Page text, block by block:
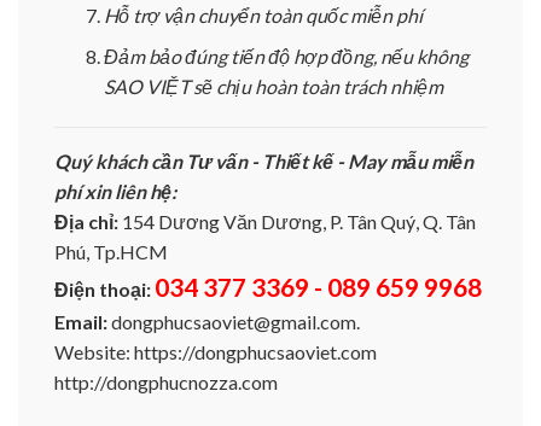
Hỗ trợ vận chuyển toàn quốc miễn phí
Đảm bảo đúng tiến độ hợp đồng, nếu không
SAO VIỆT sẽ chịu hoàn toàn trách nhiệm
Quý khách cần Tư vấn - Thiết kế - May mẫu miễn
phí xin liên hệ:
Địa chỉ: 154 Dương Văn Dương, P. Tân Quý, Q. Tân
Phú, Tp.HCM
Điện thoại: 034 377 3369 - 089 659 9968
Email:dongphucsaoviet@gmail.com.
Website: https://dongphucsaoviet.com
http://dongphucnozza.com